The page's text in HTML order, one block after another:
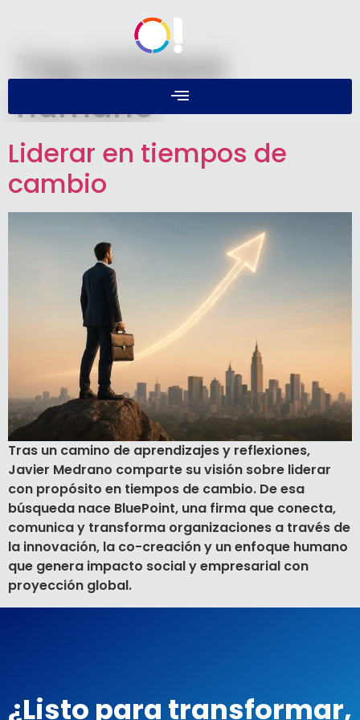
Tag:Enfoque
humano
Liderar en tiempos de
cambio
Tras un camino de aprendizajes y reflexiones,
Javier Medrano comparte su visión sobre liderar
con propósito en tiempos de cambio. De esa
búsqueda nace BluePoint, una firma que conecta,
comunica y transforma organizaciones a través de
la innovación, la co-creación y un enfoque humano
que genera impacto social y empresarial con
proyección global.
¿Listo para transformar,